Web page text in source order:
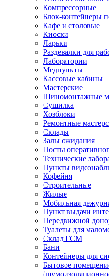
Компрессорные
Блок-контейнеры
Кафе и столовые
Киоски
Ларьки
Раздевалки для
Лаборатории
Медпункты
Кассовые кабины
Мастерские
Шиномонтажные
Сушилка
Хозблоки
Ремонтные
Склады
Залы ожидания
Посты
Технические
Пункты
Кофейня
Строительные
Жилые
Мобильная
Пункт выдачи
Передвижной
Туалеты для
Склад ГСМ
Бани
Контейнеры для
Бытовое